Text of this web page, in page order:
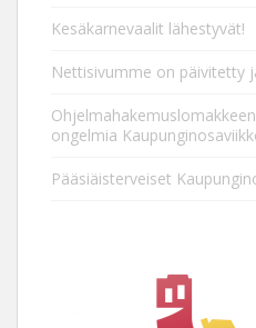
Kesäkarnevaalit lähestyvät!
Nettisivumme on päivitetty
ongelmia
Pääsiäisterveiset